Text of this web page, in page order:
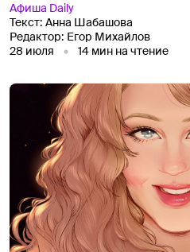
Афиша Daily
Текст: Анна Шабашова
Редактор: Егор Михайлов
28 июля
14 мин на чтение